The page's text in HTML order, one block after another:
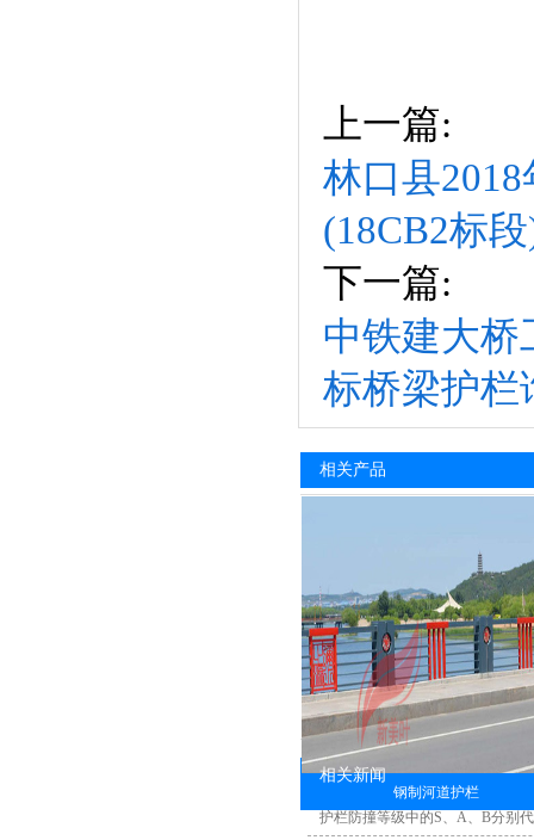
上一篇:
林口县
(18CB2标
下一篇:
中铁建大桥
标桥梁护栏
相关产品
钢制河道护栏
相关新闻
护栏防撞等级中的S、A、B分别